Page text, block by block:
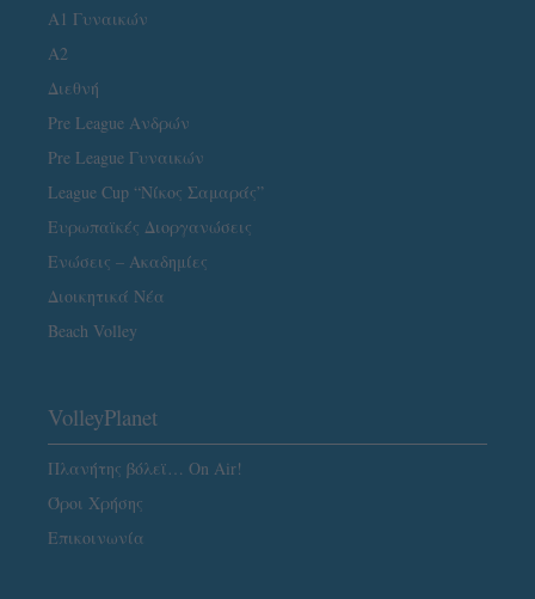
Α1 Γυναικών
A2
Διεθνή
Pre League Ανδρών
Pre League Γυναικών
League Cup “Νίκος Σαμαράς”
Ευρωπαϊκές Διοργανώσεις
Ενώσεις – Ακαδημίες
Διοικητικά Νέα
Beach Volley
VolleyPlanet
Πλανήτης βόλεϊ… On Air!
Όροι Χρήσης
Επικοινωνία